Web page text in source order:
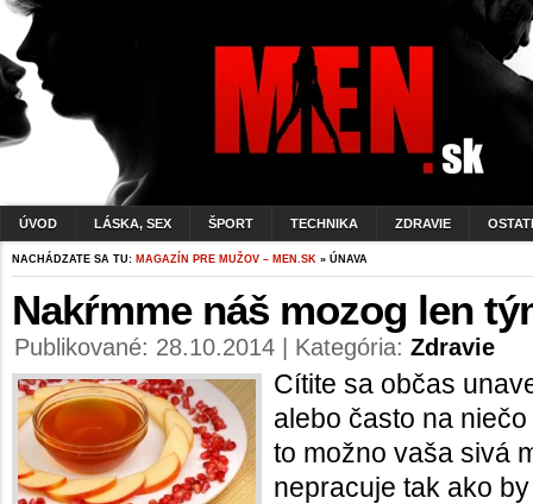
ÚVOD LÁSKA, SEX ŠPORT TECHNIKA ZDRAVIE
NACHÁDZATE SA TU: MAGAZÍN PRE MUŽOV – MEN.SK » ÚNAVA
Nakŕmme náš mozog len
Publikované: 28.10.2014 | Kategória: Zdravie
Cítite sa občas
alebo často na
to možno vaša sivá
nepracuje tak ako